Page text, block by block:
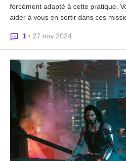
forcément adapté à cette pratique.
aider à vous en sortir dans ces
1 • 27 nov 2024